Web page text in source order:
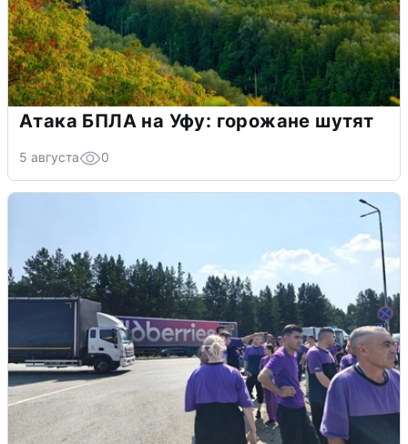
Атака БПЛА на Уфу: горожане шутят
5 августа 0